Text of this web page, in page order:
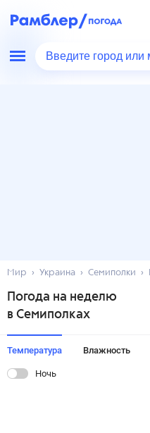
Введите город или
Мир Украина Семиполки
Погода на неделю
в Семиполках
Температура Влажность
Ночь